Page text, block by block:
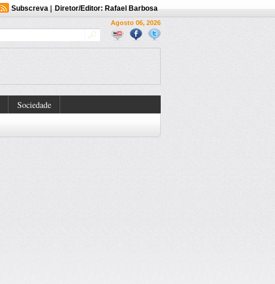
Subscreva| Diretor/Editor: Rafael Barbosa
Agosto 06, 2026
Sociedade